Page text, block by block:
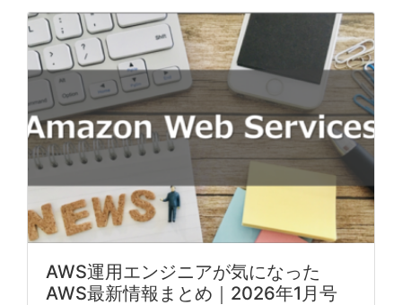
AWS運用エンジニアが気になった
AWS最新情報まとめ｜2026年1月号